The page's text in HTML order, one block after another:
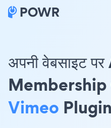
अपनी वेबसाइट
Vimeo